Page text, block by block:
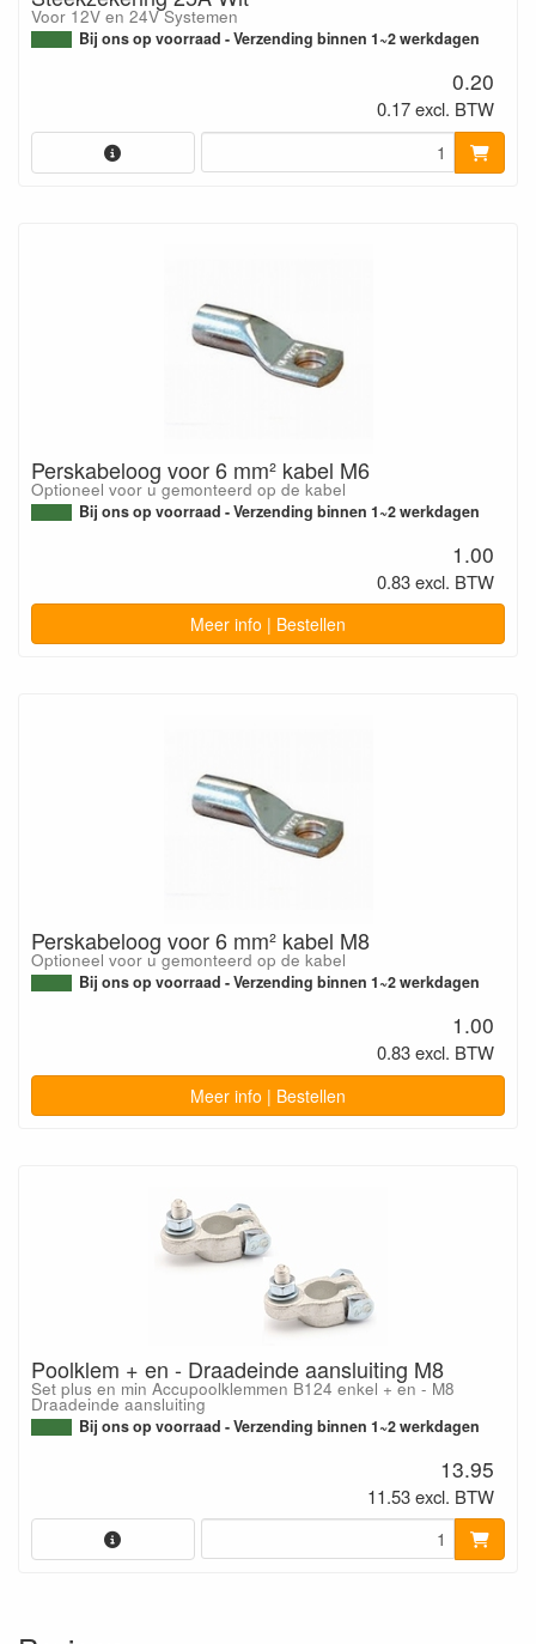
Voor 12V en 24V Systemen
Bij ons op voorraad - Verzending binnen 1~2 werkdagen
0.20
0.17 excl. BTW
Perskabeloog voor 6 mm² kabel M6
Optioneel voor u gemonteerd op de kabel
Bij ons op voorraad - Verzending binnen 1~2 werkdagen
1.00
0.83 excl. BTW
Meer info | Bestellen
Perskabeloog voor 6 mm² kabel M8
Optioneel voor u gemonteerd op de kabel
Bij ons op voorraad - Verzending binnen 1~2 werkdagen
1.00
0.83 excl. BTW
Meer info | Bestellen
Poolklem + en - Draadeinde aansluiting M8
Set plus en min Accupoolklemmen B124 enkel + en - M8
Draadeinde aansluiting
Bij ons op voorraad - Verzending binnen 1~2 werkdagen
13.95
11.53 excl. BTW